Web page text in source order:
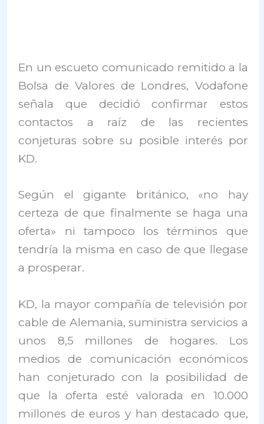
En un escueto comunicado remitido a la
Bolsa de Valores de Londres, Vodafone
señala que decidió confirmar estos
contactos a raíz de las recientes
conjeturas sobre su posible interés por
KD.
Según el gigante británico, «no hay
certeza de que finalmente se haga una
oferta» ni tampoco los términos que
tendría la misma en caso de que llegase
a prosperar.
KD, la mayor compañía de televisión por
cable de Alemania, suministra servicios a
unos 8,5 millones de hogares. Los
medios de comunicación económicos
han conjeturado con la posibilidad de
que la oferta esté valorada en 10.000
millones de euros y han destacado que,